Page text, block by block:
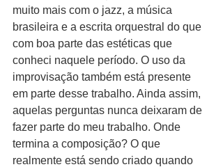
muito mais com o jazz, a música
brasileira e a escrita orquestral do que
com boa parte das estéticas que
conheci naquele período. O uso da
improvisação também está presente
em parte desse trabalho. Ainda assim,
aquelas perguntas nunca deixaram de
fazer parte do meu trabalho. Onde
termina a composição? O que
realmente está sendo criado quando